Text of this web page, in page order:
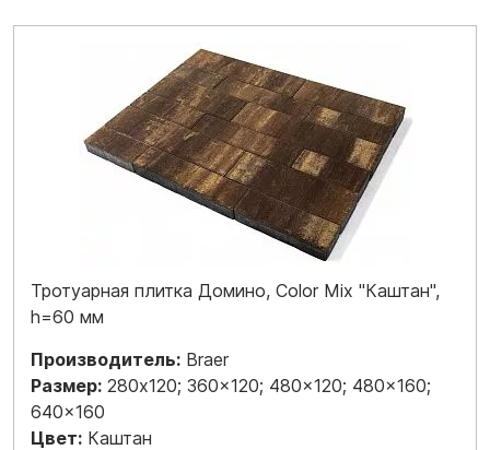
Тротуарная плитка Домино, Color Mix "Каштан",
h=60 мм
Производитель: Braer
Размер: 280x120; 360x120; 480x120; 480x160;
640x160
Цвет: Каштан